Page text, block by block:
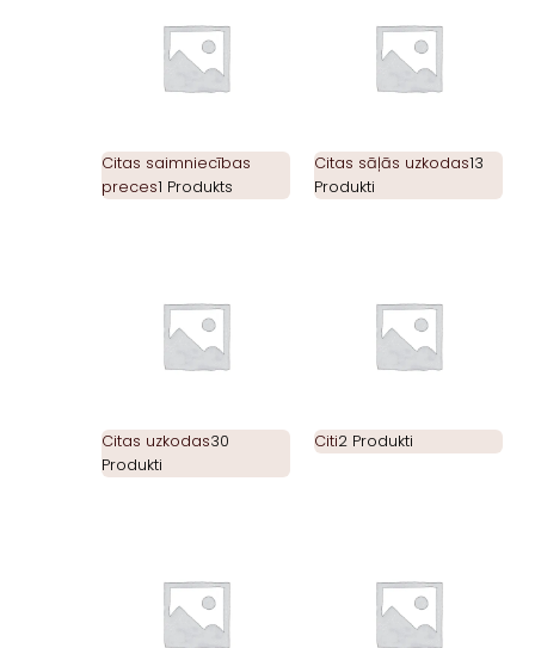
Citas saimniecības
preces1 Produkts
Citas sāļās uzkodas13
Produkti
Citas uzkodas30
Produkti
Citi2 Produkti